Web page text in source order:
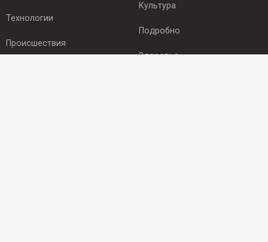
Технологии
Происшествия
Культура
Подробно
Здоровье